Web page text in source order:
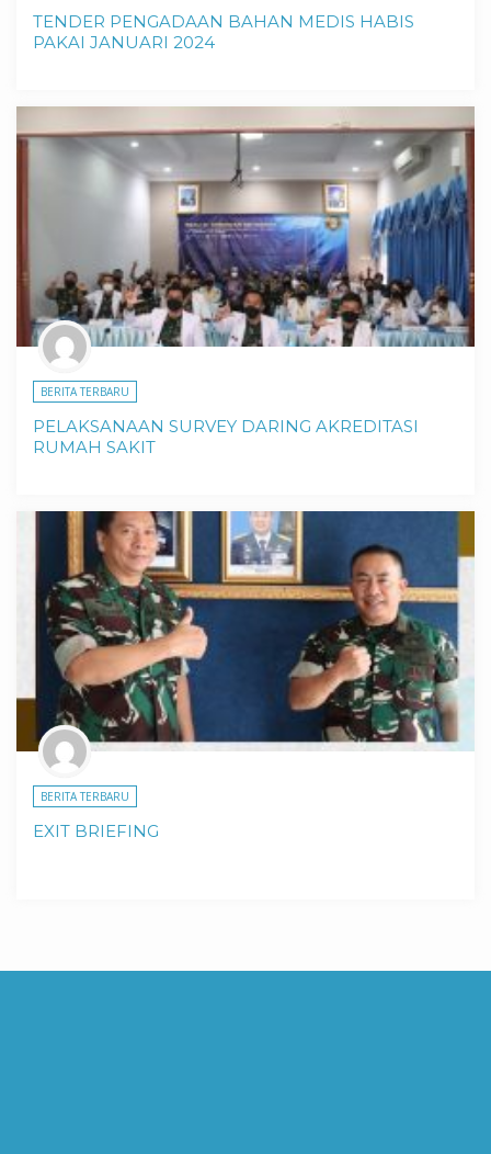
TENDER PENGADAAN BAHAN MEDIS HABIS
PAKAI JANUARI 2024
BERITA TERBARU
PELAKSANAAN SURVEY DARING AKREDITASI
RUMAH SAKIT
BERITA TERBARU
EXIT BRIEFING